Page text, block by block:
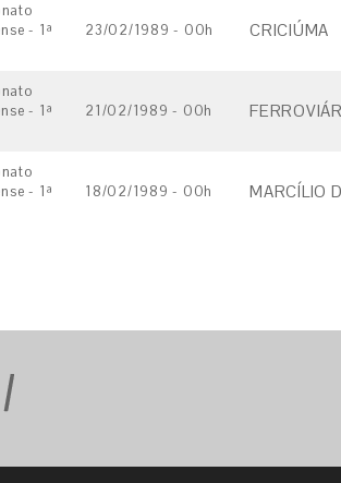
- 1ª
23/02/1989 - 00h CRICIÚMA
- 1ª
21/02/1989 - 00h
- 1ª
18/02/1989 - 00h MARCÍLIO